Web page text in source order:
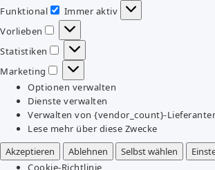
Funktional
Funktional
Immer aktiv
Vorlieben
Vorlieben
Statistiken
Statistiken
Marketing
Marketing
Optionen verwalten
Dienste verwalten
Verwalten von {vendor_count}-
Lese mehr über diese Zwecke
Akzeptieren
Ablehnen Selbst wählen
Cookie-Richtlinie